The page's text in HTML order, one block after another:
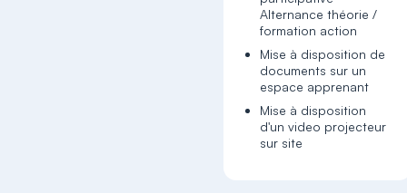
Alternance théorie /
formation action
Mise à disposition de
documents sur un
espace apprenant
Mise à disposition
d'un video projecteur
sur site